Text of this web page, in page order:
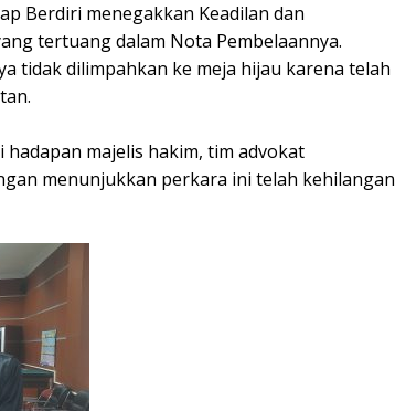
Berdiri menegakkan Keadilan dan
tertuang dalam Nota Pembelaannya.
tidak dilimpahkan ke meja hijau karena telah
majelis hakim, tim advokat
menunjukkan perkara ini telah kehilangan